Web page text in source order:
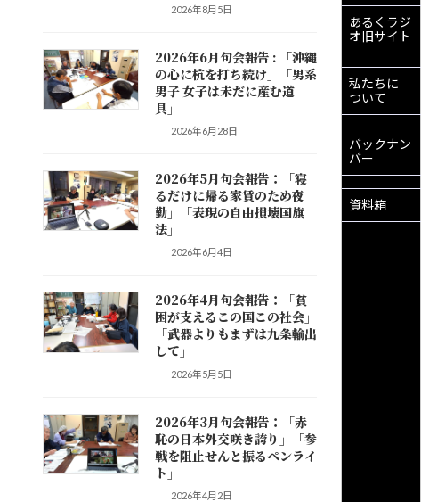
2026年8月5日
2026年6月句会報告 : 「沖縄
の心に杭を打ち続け」「男系
男子 女子は未だに産む道
具」
2026年6月28日
2026年5月句会報告：「寝
るだけに帰る家賃のため夜
勤」「表現の自由損壊国旗
法」
2026年6月4日
2026年4月句会報告：「貧
困が支えるこの国この社会」
「武器よりもまずは九条輸出
して」
2026年5月5日
2026年3月句会報告：「赤
恥の日本外交咲き誇り」「参
戦を阻止せんと振るペンライ
ト」
2026年4月2日
あるくラジ
オ旧サイト
私たちに
ついて
バックナン
バー
資料箱